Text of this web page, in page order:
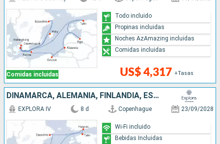
Comidas incluidas US$ 4,317 +Tasas
Todo incluido
Propinas incluidas
Noches AzAmazing incluidas
Comidas incluidas
DINAMARCA, ALEMANIA, FINLANDIA, ESTONIA, SUECIA
EXPLORA IV 8 d Copenhague 23/09/2028
Wi-Fi incluido
Bebidas Incluidas